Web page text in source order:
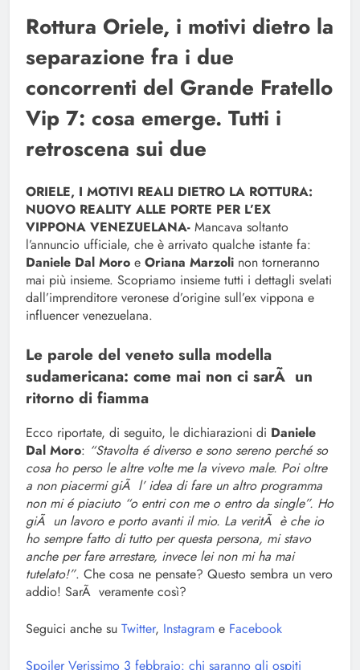
Rottura Oriele, i motivi dietro la
separazione fra i due
concorrenti del Grande Fratello
Vip 7: cosa emerge. Tutti i
retroscena sui due
ORIELE, I MOTIVI REALI DIETRO LA ROTTURA:
NUOVO REALITY ALLE PORTE PER L’EX
VIPPONA VENEZUELANA- Mancava soltanto
l’annuncio ufficiale, che è arrivato qualche istante fa:
Daniele Dal Moro e Oriana Marzoli non torneranno
mai più insieme. Scopriamo insieme tutti i dettagli svelati
dall’imprenditore veronese d’origine sull’ex vippona e
influencer venezuelana.
Le parole del veneto sulla modella
sudamericana: come mai non ci sarÃ un
ritorno di fiamma
Ecco riportate, di seguito, le dichiarazioni di Daniele
Dal Moro: “Stavolta é diverso e sono sereno perché so
cosa ho perso le altre volte me la vivevo male. Poi oltre
a non piacermi giÃ l’ idea di fare un altro programma
non mi é piaciuto “o entri con me o entro da single”. Ho
giÃ un lavoro e porto avanti il mio. La veritÃ è che io
ho sempre fatto di tutto per questa persona, mi stavo
anche per fare arrestare, invece lei non mi ha mai
tutelato!”. Che cosa ne pensate? Questo sembra un vero
addio! SarÃ veramente così?
Seguici anche su Twitter, Instagram e Facebook
Spoiler Verissimo 3 febbraio: chi saranno gli ospiti